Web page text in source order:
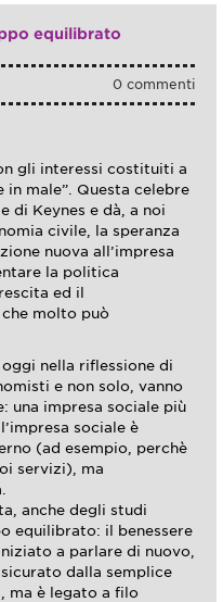
equilibrato
0 commenti
gli interessi costituiti a
in male”. Questa celebre
di Keynes e dà, a noi
civile, la speranza
nuova all’impresa
la politica
ed il
molto può
nella riflessione di
e non solo, vanno
una impresa sociale più
sociale è
(ad esempio, perchè
servizi), ma
anche degli studi
equilibrato: il benessere
a parlare di nuovo,
dalla semplice
ma è legato a filo